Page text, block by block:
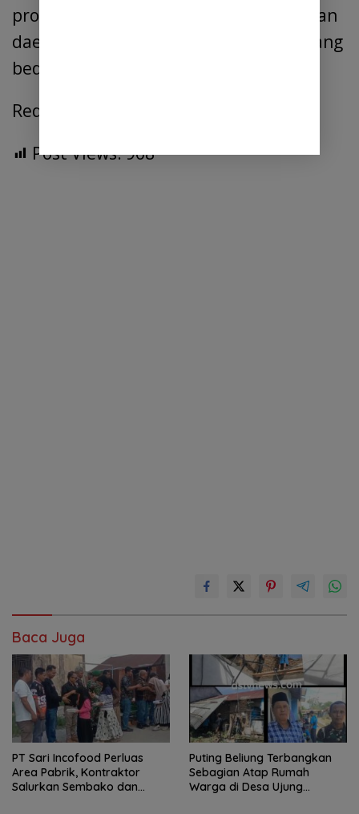
program program pemerintah pusat dan
daerah, khususnya di kabupaten serdang
bedagai” Tutupnya.
Red
Post Views:968
Baca Juga
PT Sari Incofood Perluas
Area Pabrik, Kontraktor
Salurkan Sembako dan
Puting Beliung Terbangkan
Sebagian Atap Rumah
Warga di Desa Ujung